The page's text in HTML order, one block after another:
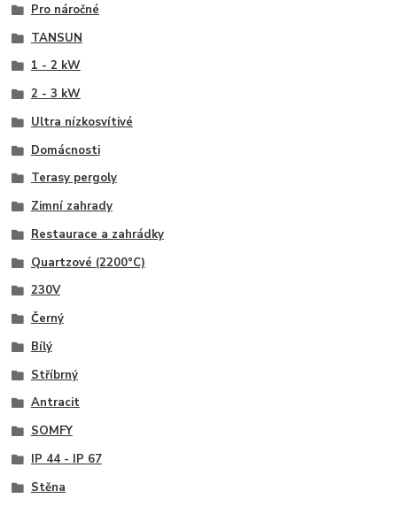
Pro náročné
TANSUN
1 - 2 kW
2 - 3 kW
Ultra nízkosvítivé
Domácnosti
Terasy pergoly
Zimní zahrady
Restaurace a zahrádky
Quartzové (2200°C)
230V
Černý
Bílý
Stříbrný
Antracit
SOMFY
IP 44 - IP 67
Stěna